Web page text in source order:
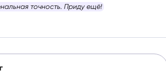
много вопросов, а снаружи нет
точность. Приду ещё!